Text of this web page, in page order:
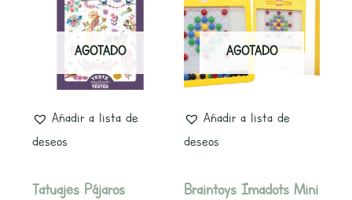
AGOTADO
Añadir a lista de
deseos
Tatuajes Pájaros
AGOTADO
Añadir a lista de
deseos
Braintoys Imadots Mini